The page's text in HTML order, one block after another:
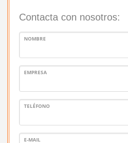
Contacta con nosotros:
NOMBRE
EMPRESA
TELÉFONO
E-MAIL